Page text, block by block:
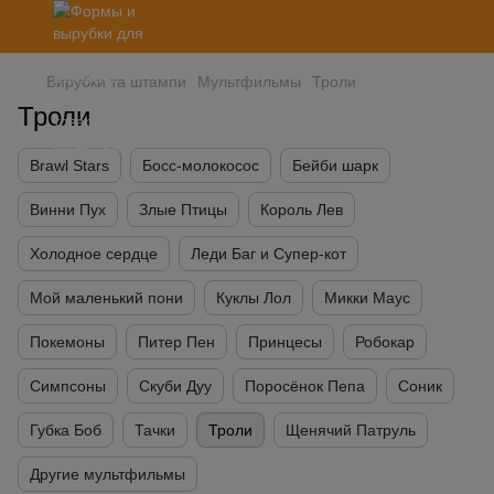
Вирубки та штампи Мультфильмы Троли
Троли
Brawl Stars Босс-молокосос Бейби шарк
Винни Пух Злые Птицы Король Лев
Холодное сердце Леди Баг и Супер-кот
Мой маленький пони Куклы Лол Микки Маус
Покемоны Питер Пен Принцесы Робокар
Симпсоны Скуби Дуу Поросёнок Пепа Соник
Губка Боб Тачки Троли Щенячий Патруль
Другие мультфильмы